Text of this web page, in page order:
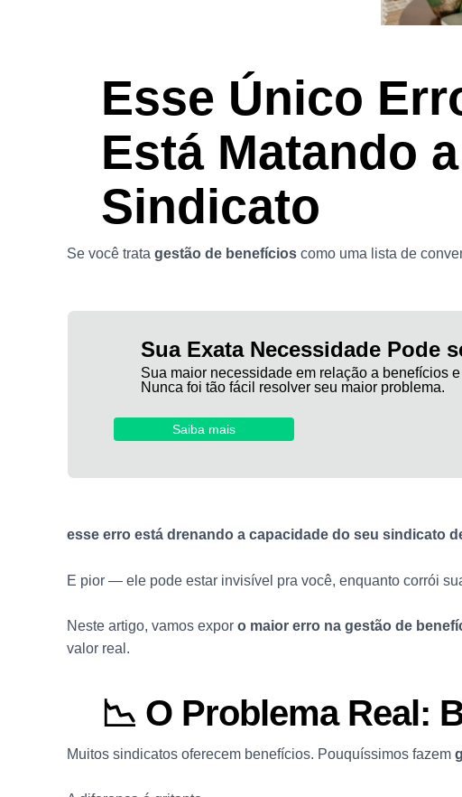
Esse Único
Está Matando
Sindicato
Se você trata gestão de benefícios como uma lista de
Sua Exata Necessidade Pode
Sua maior necessidade em relação a benefícios
Nunca foi tão fácil resolver seu maior problema.
Saiba mais
esse erro está drenando a capacidade do seu sindicato
E pior — ele pode estar invisível pra você, enquanto corrói
Neste artigo, vamos expor o maior erro na gestão de
valor real.
📉 O Problema Real:
Muitos sindicatos oferecem benefícios. Pouquíssimos fazem